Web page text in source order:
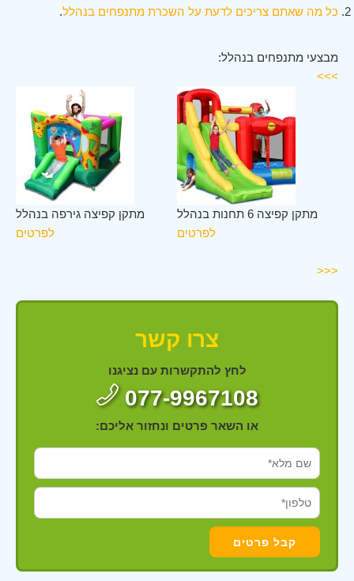
כל מה שאתם צריכים לדעת על השכרת מתנפחים בנהלל.
מבצעי מתנפחים בנהלל:
>>>
מתקן קפיצה גירפה בנהלל
לפרטים
מתקן קפיצה 6 תחנות בנהלל
לפרטים
<<<
צרו קשר
לחץ להתקשרות עם נציגנו
077-9967108
או השאר פרטים ונחזור אליכם: